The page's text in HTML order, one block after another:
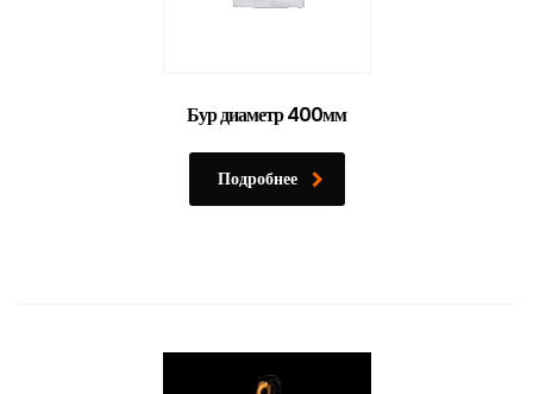
Бур диаметр 400мм
Подробнее